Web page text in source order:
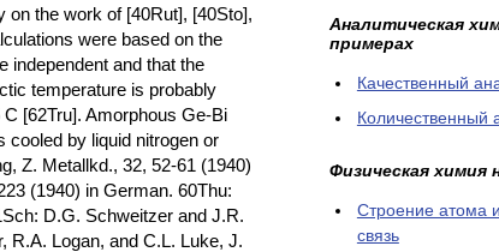
on the work of [40Rut], [40Sto],
were based on the
independent and that the
temperature is probably
[62Tru]. Amorphous Ge-Bi
cooled by liquid nitrogen or
Z. Metallkd., 32, 52-61 (1940)
(1940) in German. 60Thu:
D.G. Schweitzer and J.R.
R.A. Logan, and C.L. Luke, J.
Аналитическая
примерах
Качественный
Количественный
Физическая химия
Cтроение атома
связь